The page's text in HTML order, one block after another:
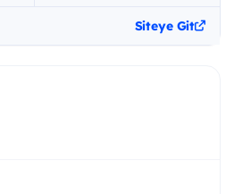
Siteye Git